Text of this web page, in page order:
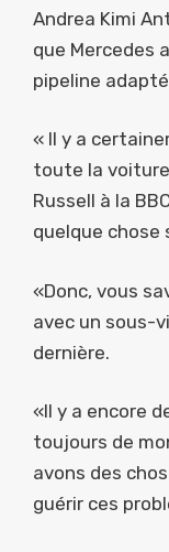
Andrea Kimi
que Mercedes
pipeline
« Il y a
toute la
Russell à la
quelque chose
«Donc, vous
avec un sous-
dernière.
«Il y a encore
toujours de
avons des
guérir ces